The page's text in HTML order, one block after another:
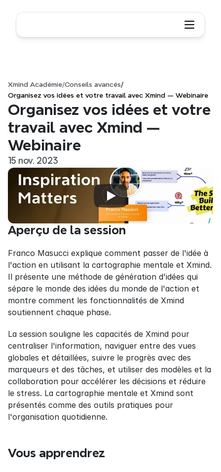
Xmind Académie/Conseils avancés/
Organisez vos idées et votre travail avec Xmind — Webinaire
Organisez vos idées et votre
travail avec Xmind —
Webinaire
15 nov. 2023
Aperçu de la session
Franco Masucci explique comment passer de l'idée à
l'action en utilisant la cartographie mentale et Xmind.
Il présente une méthode de génération d'idées qui
sépare le monde des idées du monde de l'action et
montre comment les fonctionnalités de Xmind
soutiennent chaque phase.
La session souligne les capacités de Xmind pour
centraliser l'information, naviguer entre des vues
globales et détaillées, suivre le progrès avec des
marqueurs et des tâches, et utiliser des modèles et la
collaboration pour accélérer les décisions et réduire
le stress. La cartographie mentale et Xmind sont
présentés comme des outils pratiques pour
l'organisation quotidienne.
Vous apprendrez